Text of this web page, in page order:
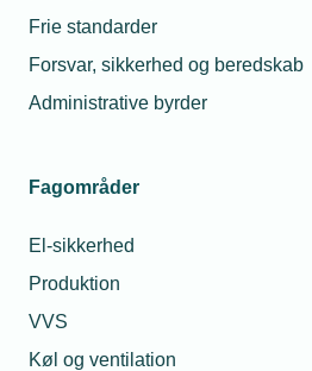
Frie standarder
Forsvar, sikkerhed og beredskab
Administrative byrder
Fagområder
El-sikkerhed
Produktion
VVS
Køl og ventilation
Analyser
TEKNIQs analyser på det